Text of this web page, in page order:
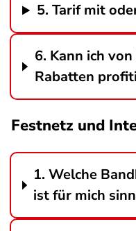
5. Tarif mit
6. Kann ich
Rabatten
Festnetz und
1. Welche
ist für mich